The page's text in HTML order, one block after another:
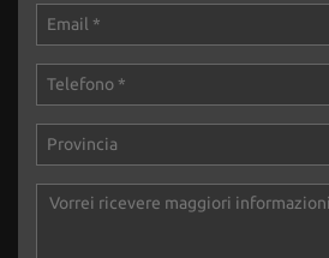
Cookie necessari
Cookie delle preferenze